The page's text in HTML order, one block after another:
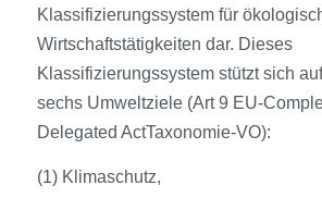
Klassifizierungssystem für
Wirtschaftstätigkeiten dar. Dieses
Klassifizierungssystem stützt sich
sechs Umweltziele (Art 9 EU-
Delegated ActTaxonomie-VO):
(1) Klimaschutz,